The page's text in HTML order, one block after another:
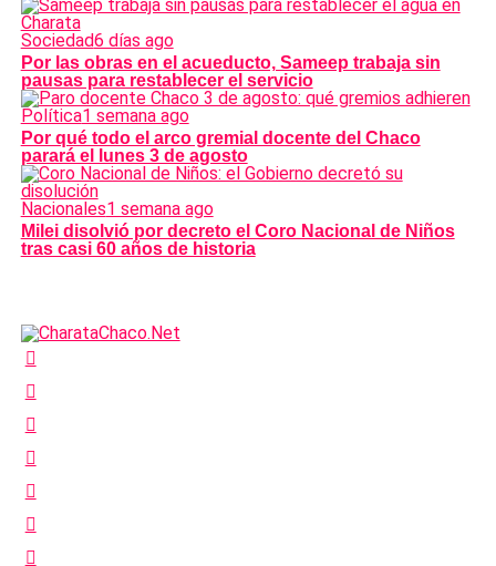
Sociedad6 días ago
Por las obras en el acueducto, Sameep trabaja sin
pausas para restablecer el servicio
Política1 semana ago
Por qué todo el arco gremial docente del Chaco
parará el lunes 3 de agosto
Nacionales1 semana ago
Milei disolvió por decreto el Coro Nacional de Niños
tras casi 60 años de historia